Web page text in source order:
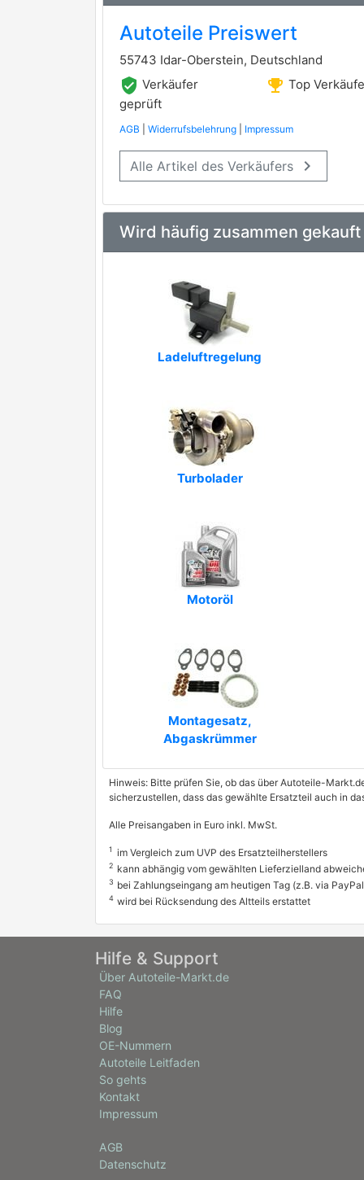
Autoteile Preiswert
55743 Idar-Oberstein, Deutschland
verified_user Verkäufer
geprüft
emoji_events Top
AGB Widerrufsbelehrung Impressum
Alle Artikel des Verkäufers keyboard_arrow_right
Wird häufig zusammen gekauft
Ladeluftregelung
Turbolader
Motoröl
Montagesatz,
Abgaskrümmer
Hinweis: Bitte prüfen Sie, ob das über Autoteile-
sicherzustellen, dass das gewählte Ersatzteil auch in
Alle Preisangaben in Euro inkl. MwSt.
1 im Vergleich zum UVP des Ersatzteilherstellers
2 kann abhängig vom gewählten Lieferzielland
3 bei Zahlungseingang am heutigen Tag (z.B. via
4 wird bei Rücksendung des Altteils erstattet
Hilfe & Support
Über Autoteile-Markt.de
FAQ
Hilfe
Blog
OE-Nummern
Autoteile Leitfaden
So gehts
Kontakt
Impressum
AGB
Datenschutz